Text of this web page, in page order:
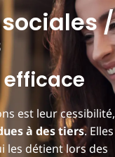
/
est leur cessibilité,
à des tiers. Elles
les détient lors des